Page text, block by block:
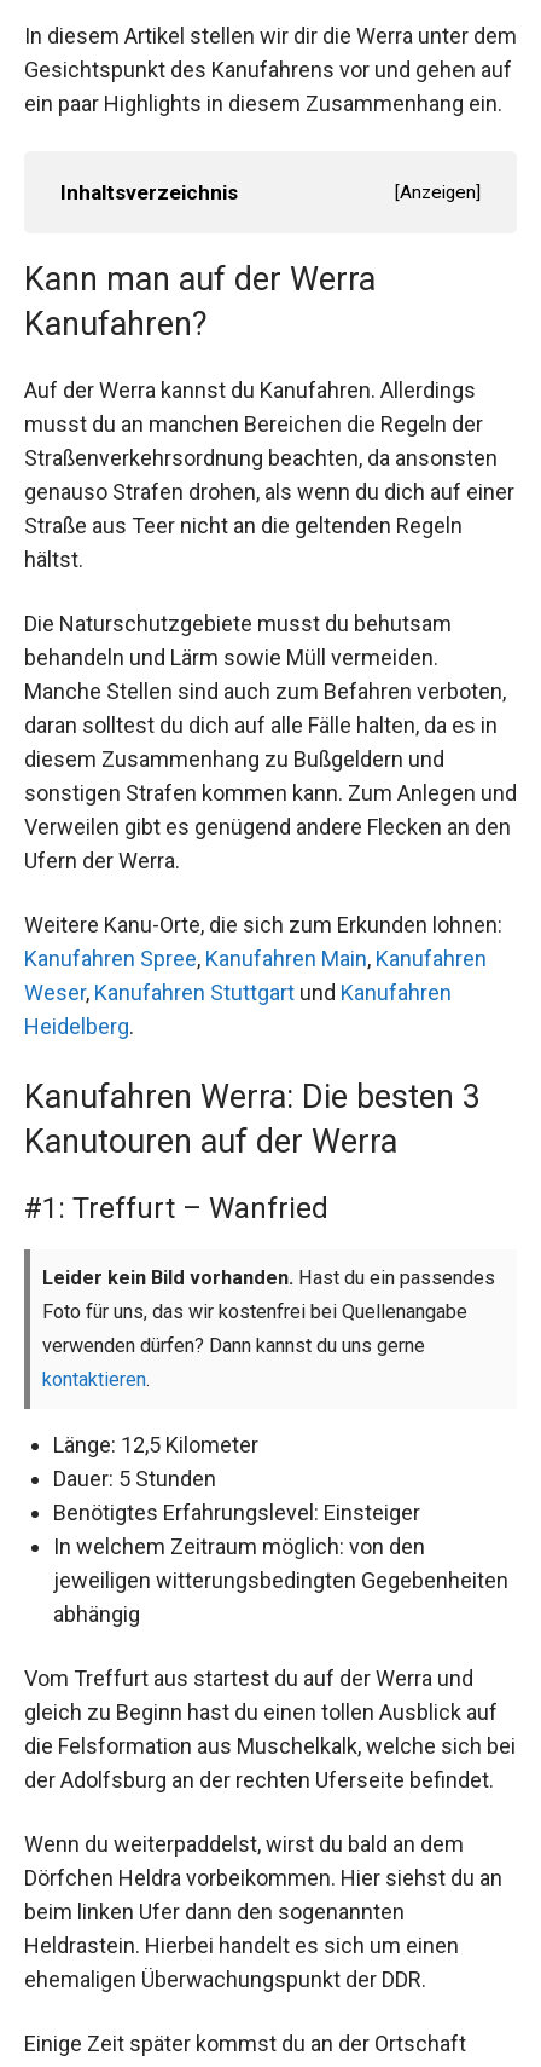
In diesem Artikel stellen wir dir die Werra unter dem
Gesichtspunkt des Kanufahrens vor und gehen auf
ein paar Highlights in diesem Zusammenhang ein.
Inhaltsverzeichnis [Anzeigen]
Kann man auf der Werra
Kanufahren?
Auf der Werra kannst du Kanufahren. Allerdings
musst du an manchen Bereichen die Regeln der
Straßenverkehrsordnung beachten, da ansonsten
genauso Strafen drohen, als wenn du dich auf einer
Straße aus Teer nicht an die geltenden Regeln
hältst.
Die Naturschutzgebiete musst du behutsam
behandeln und Lärm sowie Müll vermeiden.
Manche Stellen sind auch zum Befahren verboten,
daran solltest du dich auf alle Fälle halten, da es in
diesem Zusammenhang zu Bußgeldern und
sonstigen Strafen kommen kann. Zum Anlegen und
Verweilen gibt es genügend andere Flecken an den
Ufern der Werra.
Weitere Kanu-Orte, die sich zum Erkunden lohnen:
Kanufahren Spree, Kanufahren Main, Kanufahren
Weser, Kanufahren Stuttgart und Kanufahren
Heidelberg.
Kanufahren Werra: Die besten 3
Kanutouren auf der Werra
#1: Treffurt – Wanfried
Leider kein Bild vorhanden. Hast du ein passendes
Foto für uns, das wir kostenfrei bei Quellenangabe
verwenden dürfen? Dann kannst du uns gerne
kontaktieren.
Länge: 12,5 Kilometer
Dauer: 5 Stunden
Benötigtes Erfahrungslevel: Einsteiger
In welchem Zeitraum möglich: von den
jeweiligen witterungsbedingten Gegebenheiten
abhängig
Vom Treffurt aus startest du auf der Werra und
gleich zu Beginn hast du einen tollen Ausblick auf
die Felsformation aus Muschelkalk, welche sich bei
der Adolfsburg an der rechten Uferseite befindet.
Wenn du weiterpaddelst, wirst du bald an dem
Dörfchen Heldra vorbeikommen. Hier siehst du an
beim linken Ufer dann den sogenannten
Heldrastein. Hierbei handelt es sich um einen
ehemaligen Überwachungspunkt der DDR.
Einige Zeit später kommst du an der Ortschaft